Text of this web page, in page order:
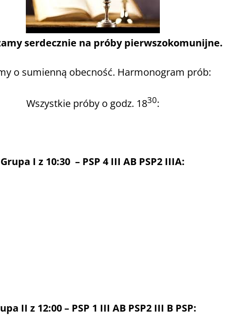
serdecznie na próby pierwszokomunijne.
o sumienną obecność. Harmonogram prób:
Wszystkie próby o godz. 1830:
Grupa I z 10:30 – PSP 4 III AB PSP2 IIIA:
II z 12:00 – PSP 1 III AB PSP2 III B PSP: